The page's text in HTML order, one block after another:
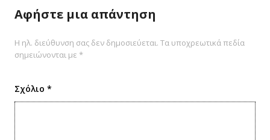
Αφήστε μια απάντηση
Η ηλ. διεύθυνση σας δεν δημοσιεύεται. Τα υποχρεωτικά πεδία
σημειώνονται με *
Σχόλιο *